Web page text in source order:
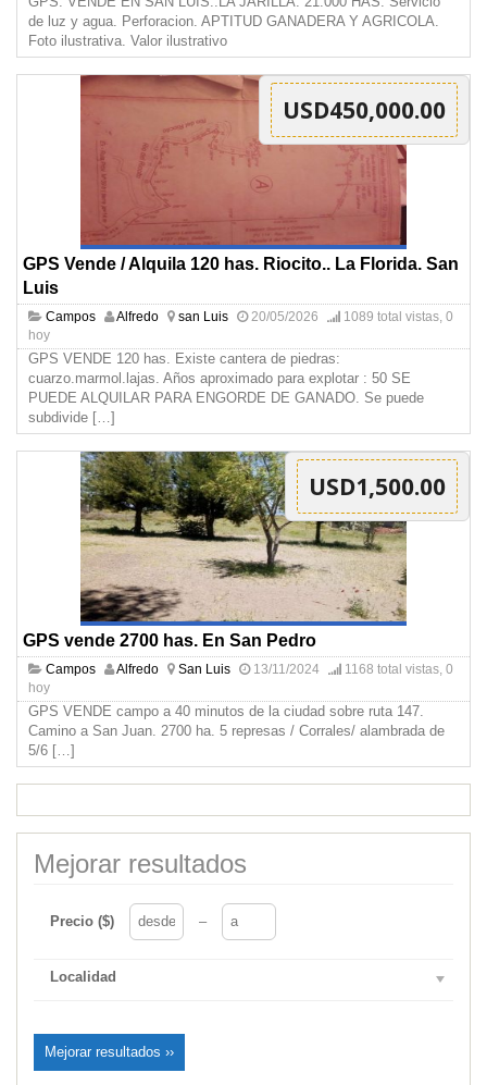
de luz y agua. Perforacion. APTITUD GANADERA Y AGRICOLA.
Foto ilustrativa. Valor ilustrativo
USD450,000.00
GPS Vende / Alquila 120 has. Riocito.. La Florida. San
Luis
Campos Alfredo san Luis 20/05/2026
1089 total vistas, 0
hoy
GPS VENDE 120 has. Existe cantera de piedras:
cuarzo.marmol.lajas. Años aproximado para explotar : 50 SE
PUEDE ALQUILAR PARA ENGORDE DE GANADO. Se puede
subdivide […]
USD1,500.00
GPS vende 2700 has. En San Pedro
Campos Alfredo San Luis 13/11/2024
1168 total vistas, 0
hoy
GPS VENDE campo a 40 minutos de la ciudad sobre ruta 147.
Camino a San Juan. 2700 ha. 5 represas / Corrales/ alambrada de
5/6 […]
Mejorar resultados
Precio ($) –
Localidad
Mejorar resultados ››